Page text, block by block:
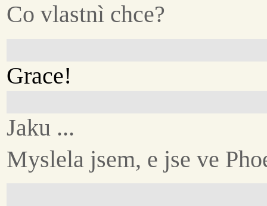
Co vlastnì chce?
Grace!
Jaku ...
Myslela jsem, e jse ve